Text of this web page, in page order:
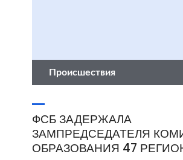
Происшествия
ФСБ ЗАДЕРЖАЛА
ЗАМПРЕДСЕДАТЕЛЯ
ОБРАЗОВАНИЯ 47